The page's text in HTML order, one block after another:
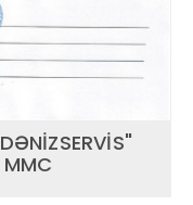
MMC